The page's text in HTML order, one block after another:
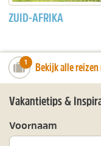
ZUID-AFRIKA
number_of_trips:
1 Bekijk alle reizen
Vakantietips &
Voornaam